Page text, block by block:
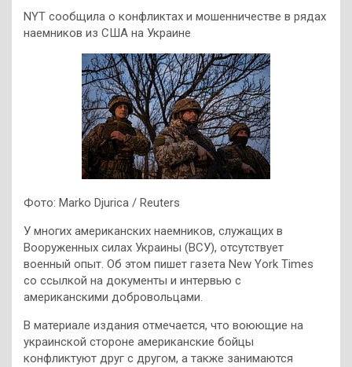
NYT сообщила о конфликтах и мошенничестве в рядах
наемников из США на Украине
Фото: Marko Djurica / Reuters
У многих американских наемников, служащих в
Вооруженных силах Украины (ВСУ), отсутствует
военный опыт. Об этом пишет газета New York Times
со ссылкой на документы и интервью с
американскими добровольцами.
В материале издания отмечается, что воюющие на
украинской стороне американские бойцы
конфликтуют друг с другом, а также занимаются